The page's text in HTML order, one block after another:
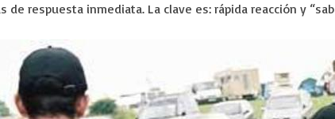
de respuesta inmediata. La clave es: rápida reacción y